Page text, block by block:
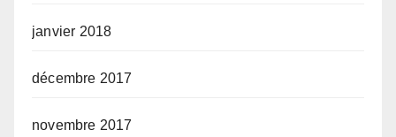
janvier 2018
décembre 2017
novembre 2017